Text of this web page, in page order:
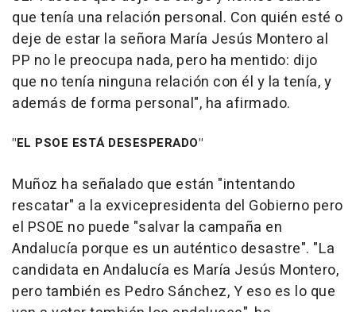
que tenía una relación personal. Con quién esté o
deje de estar la señora María Jesús Montero al
PP no le preocupa nada, pero ha mentido: dijo
que no tenía ninguna relación con él y la tenía, y
además de forma personal", ha afirmado.
"EL PSOE ESTÁ DESESPERADO"
Muñoz ha señalado que están "intentando
rescatar" a la exvicepresidenta del Gobierno pero
el PSOE no puede "salvar la campaña en
Andalucía porque es un auténtico desastre". "La
candidata en Andalucía es María Jesús Montero,
pero también es Pedro Sánchez, Y eso es lo que